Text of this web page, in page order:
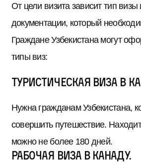
От цели визита зависит тип визы
документации, который
Граждане Узбекистана могут
типы виз:
Туристическая виза в
Нужна гражданам Узбекистана,
совершить путешествие.
можно не более 180 дней.
Рабочая виза в Канаду.